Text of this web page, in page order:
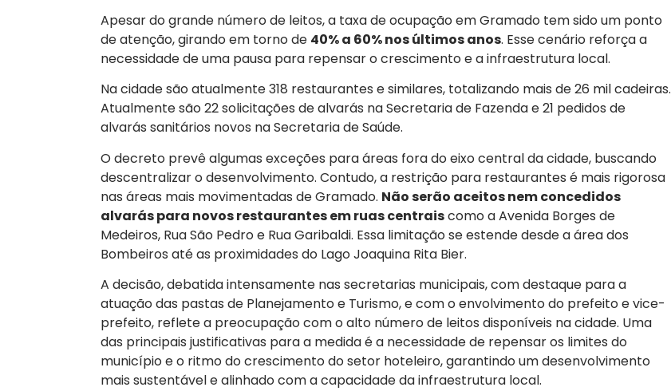
Apesar do grande número de leitos, a taxa de ocupação em Gramado tem sido um ponto
de atenção, girando em torno de 40% a 60% nos últimos anos. Esse cenário reforça a
necessidade de uma pausa para repensar o crescimento e a infraestrutura local.
Na cidade são atualmente 318 restaurantes e similares, totalizando mais de 26 mil cadeiras.
Atualmente são 22 solicitações de alvarás na Secretaria de Fazenda e 21 pedidos de
alvarás sanitários novos na Secretaria de Saúde.
O decreto prevê algumas exceções para áreas fora do eixo central da cidade, buscando
descentralizar o desenvolvimento. Contudo, a restrição para restaurantes é mais rigorosa
nas áreas mais movimentadas de Gramado. Não serão aceitos nem concedidos
alvarás para novos restaurantes em ruas centraiscomo a Avenida Borges de
Medeiros, Rua São Pedro e Rua Garibaldi. Essa limitação se estende desde a área dos
Bombeiros até as proximidades do Lago Joaquina Rita Bier.
A decisão, debatida intensamente nas secretarias municipais, com destaque para a
atuação das pastas de Planejamento e Turismo, e com o envolvimento do prefeito e vice-
prefeito, reflete a preocupação com o alto número de leitos disponíveis na cidade. Uma
das principais justificativas para a medida é a necessidade de repensar os limites do
município e o ritmo do crescimento do setor hoteleiro, garantindo um desenvolvimento
mais sustentável e alinhado com a capacidade da infraestrutura local.